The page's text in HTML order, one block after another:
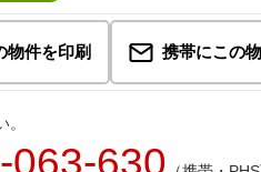
物件を印刷 携帯にこの
063-630